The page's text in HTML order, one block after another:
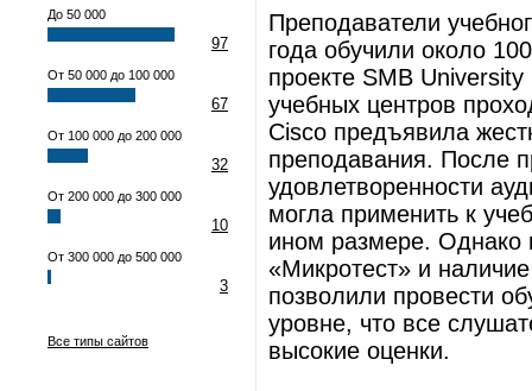
До 50 000
97
От 50 000 до 100 000
67
От 100 000 до 200 000
32
От 200 000 до 300 000
10
От 300 000 до 500 000
3
Все типы сайтов
Преподаватели
года обучили около
проекте SMB University
учебных центров
Cisco предъявила
преподавания. После
удовлетворенности
могла применить к
ином размере. Однако
«Микротест» и
позволили провести
уровне, что все
высокие оценки.